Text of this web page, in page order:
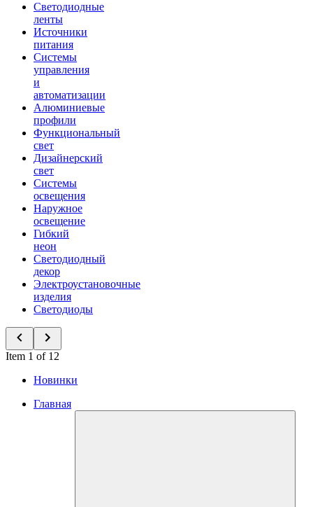
Светодиодные
ленты
Источники
питания
Системы
управления
и
автоматизации
Алюминиевые
профили
Функциональный
свет
Дизайнерский
свет
Системы
освещения
Наружное
освещение
Гибкий
неон
Светодиодный
декор
Электроустановочные
изделия
Светодиоды
Item 1 of 12
Новинки
Главная